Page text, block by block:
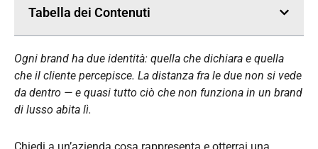
Tabella dei Contenuti
Ogni brand ha due identità: quella che dichiara e quella
che il cliente percepisce. La distanza fra le due non si vede
da dentro — e quasi tutto ciò che non funziona in un brand
di lusso abita lì.
Chiedi a un’azienda cosa rappresenta e otterrai una